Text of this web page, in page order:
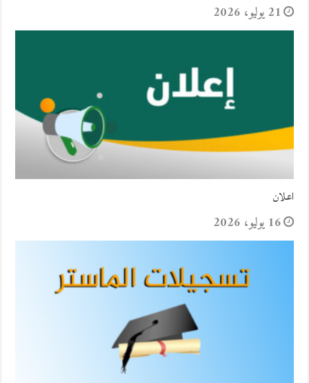
21 يوليو، 2026
اعلان
16 يوليو، 2026